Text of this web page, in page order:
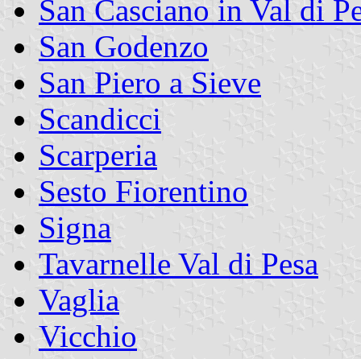
San Casciano in Val di
San Godenzo
San Piero a Sieve
Scandicci
Scarperia
Sesto Fiorentino
Signa
Tavarnelle Val di Pesa
Vaglia
Vicchio